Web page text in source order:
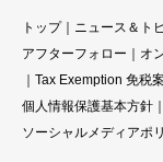
トップ｜ ニュース＆ト
アフターフォロー
オ
Tax Exemption 免税
個人情報保護基本方針
ソーシャルメディアポ